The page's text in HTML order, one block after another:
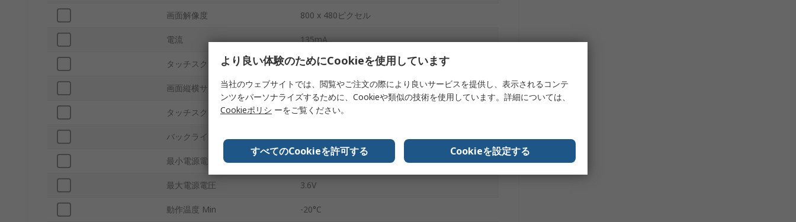
画面解像度 800 x 480ピクセル
電流 135mA
タッチスクリーン いいえ
画面縦横サイズ 155.7 x 88.1 mm
タッチスクリーンタイプ 抵抗膜
バックライトタイプ LED
最小電源電圧 3V
最大電源電圧 3.6V
動作温度 Min -20°C
より良い体験のためにCookieを使用しています
当社のウェブサイトでは、閲覧やご注文の際により良いサービスを提供し、表示されるコンテ
ンツをパーソナライズするために、Cookieや類似の技術を使用しています。詳細については、
Cookieポリシ ーをご覧ください。
すべてのCookieを許可する Cookieを設定する